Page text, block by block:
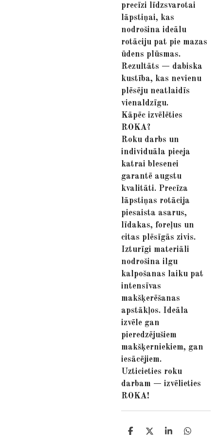
precīzi līdzsvarotai
lāpstiņai, kas
nodrošina ideālu
rotāciju pat pie mazas
ūdens plūsmas.
Rezultāts — dabiska
kustība, kas nevienu
plēsēju neatlaidīs
vienaldzīgu.
Kāpēc izvēlēties
ROKA?
Roku darbs un
individuāla pieeja
katrai blesenei
garantē augstu
kvalitāti. Precīza
lāpstiņas rotācija
piesaista asarus,
līdakas, foreļus un
citas plēsīgās zivis.
Izturīgi materiāli
nodrošina ilgu
kalpošanas laiku pat
intensīvas
makšķerēšanas
apstākļos. Ideāla
izvēle gan
pieredzējušiem
makšķerniekiem, gan
iesācējiem.
Uzticieties roku
darbam — izvēlieties
ROKA!